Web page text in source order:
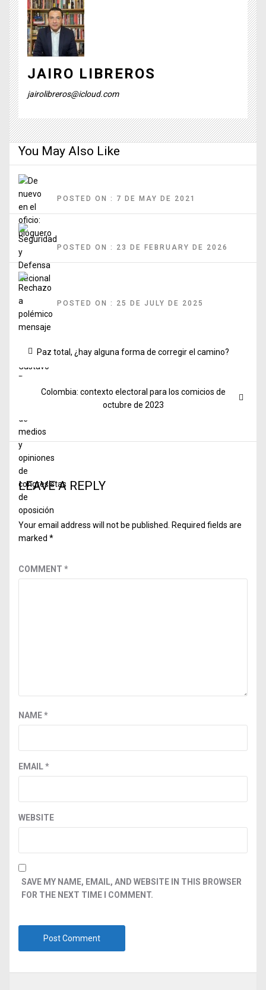
JAIRO LIBREROS
jairolibreros@icloud.com
You May Also Like
POSTED ON : 7 DE MAY DE 2021
POSTED ON : 23 DE FEBRUARY DE 2026
POSTED ON : 25 DE JULY DE 2025
Post
navigation
Previous
Paz total, ¿hay alguna forma de corregir el camino?
Next
Colombia: contexto electoral para los comicios de
octubre de 2023
LEAVE A REPLY
Your email address will not be published.
Required fields are
marked *
COMMENT *
NAME*
EMAIL*
WEBSITE
SAVE MY NAME, EMAIL, AND WEBSITE IN THIS BROWSER
FOR THE NEXT TIME I COMMENT.